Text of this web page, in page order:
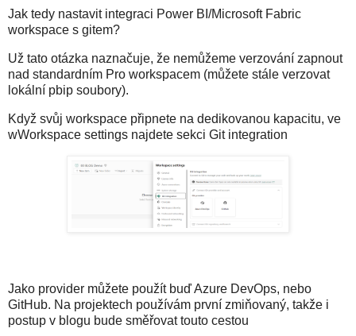
Jak tedy nastavit integraci Power BI/Microsoft Fabric
workspace s gitem?
Už tato otázka naznačuje, že nemůžeme verzování zapnout
nad standardním Pro workspacem (můžete stále verzovat
lokální pbip soubory).
Když svůj workspace připnete na dedikovanou kapacitu, ve
wWorkspace settings najdete sekci Git integration
Jako provider můžete použít buď Azure DevOps, nebo
GitHub. Na projektech používám první zmiňovaný, takže i
postup v blogu bude směřovat touto cestou